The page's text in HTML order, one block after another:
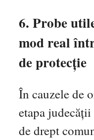
6. Probe
mod real
de protecție
În cauzele de
etapa
de drept